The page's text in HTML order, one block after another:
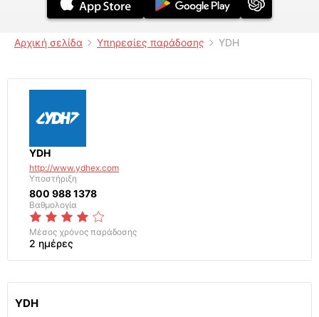
Αρχική σελίδα Υπηρεσίες παράδοσης YDH
YDH
http://www.ydhex.com
Υποστήριξη
800 988 1378
Βαθμολογία
Μέσος χρόνος παράδοσης
2 ημέρες
YDH